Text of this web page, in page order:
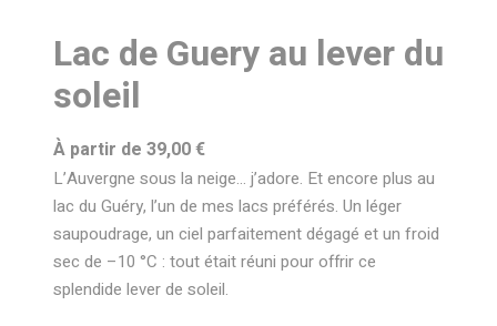
Lac de Guery au lever du
soleil
À partir de 39,00€
L’Auvergne sous la neige… j’adore. Et encore plus au
lac du Guéry, l’un de mes lacs préférés. Un léger
saupoudrage, un ciel parfaitement dégagé et un froid
sec de –10 °C : tout était réuni pour offrir ce
splendide lever de soleil.